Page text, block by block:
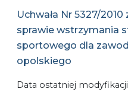
Uchwała Nr 5327/
sprawie wstrzymania
sportowego dla
opolskiego
Data ostatniej